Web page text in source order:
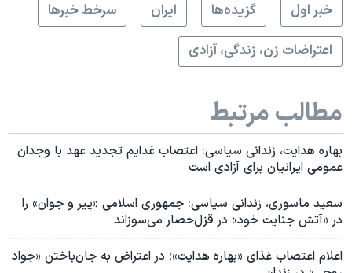
خبر اول
گزيده‌ها ايران
سرخط خبرها
اعتراضات زن، زندگی، آزادی
مطالب مرتبط
بهاره هدایت، زندانی سیاسی: اعتصاب غذایم تجدید عهد با وجدان
عمومی ایرانیان برای آزادی است
سعید ماسوری، زندانی سیاسی: جمهوری اسلامی «پیر و جوان» را
در «آتش جنایت خود» در قزل‌حصار می‌سوزاند
اعلام اعتصاب غذای «بهاره هدایت»؛ در اعتراض به جان‌باختن «جواد